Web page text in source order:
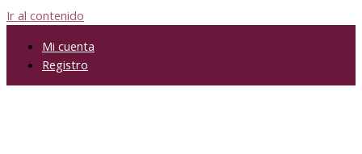
Ir al contenido
Mi cuenta
Registro